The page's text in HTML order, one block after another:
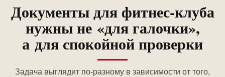
Документы для фитнес-клуба
нужны не «для галочки»,
а для спокойной проверки
Задача выглядит по-разному в зависимости от того,